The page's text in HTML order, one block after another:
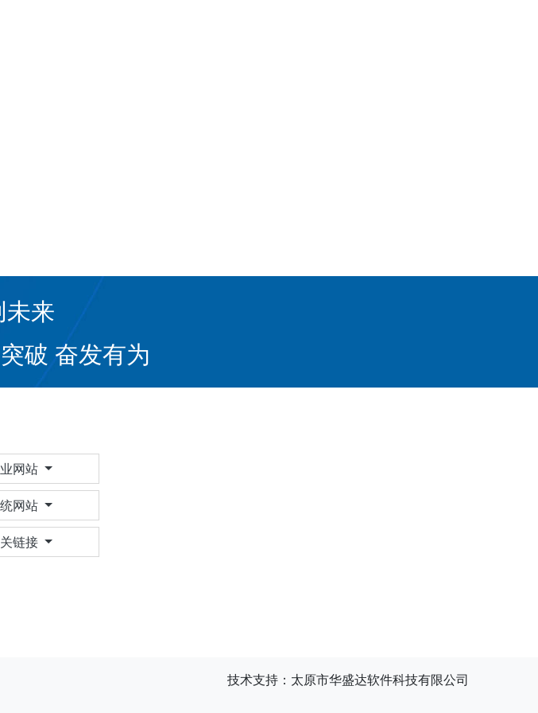
来
破 奋发有为
网站
网站
链接
技术支持：太原市华盛达软件科技有限公司